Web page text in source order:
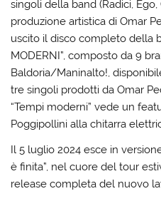
singoli della band (Radici,
produzione artistica di Omar
uscito il disco completo della
MODERNI”, composto da 9
Baldoria/Maninalto!,
tre singoli prodotti da Omar
“Tempi moderni” vede un
Poggipollini alla chitarra
Il 5 luglio 2024 esce in
è finita”, nel cuore del tour
release completa del nuovo